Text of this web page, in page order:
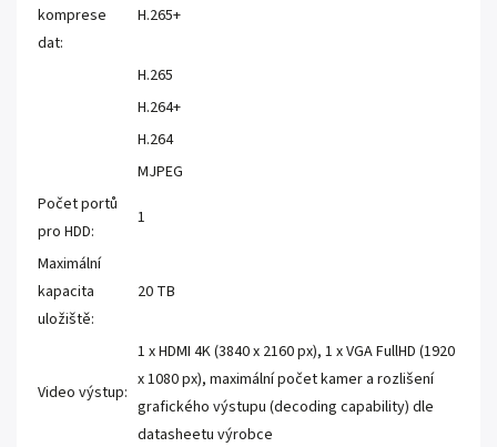
komprese
dat:
H.265+
H.265
H.264+
H.264
MJPEG
Počet portů
pro HDD:
1
Maximální
kapacita
uložiště:
20 TB
Video výstup:
1 x HDMI 4K (3840 x 2160 px), 1 x VGA FullHD (1920
x 1080 px), maximální počet kamer a rozlišení
grafického výstupu (decoding capability) dle
datasheetu výrobce